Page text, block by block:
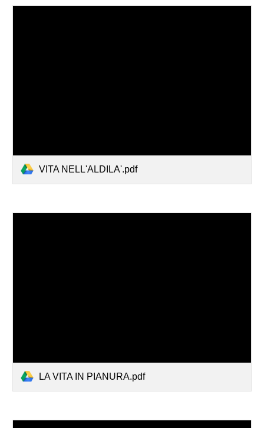
VITA NELL'ALDILA'.pdf
LA VITA IN PIANURA.pdf